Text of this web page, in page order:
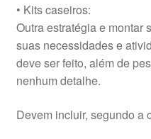
• Kits caseiros:
Outra estratégia e montar
suas necessidades e
deve ser feito, além de
nenhum detalhe.
Devem incluir, segundo a